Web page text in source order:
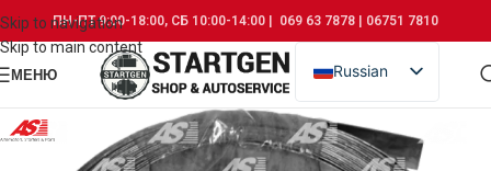
Skip to navigation
Skip to main content
ПН-ПТ 9:00-18:00, СБ 10:00-14:00 | 069 63 7878 | 06751 7810
МЕНЮ
Russian
Romanian